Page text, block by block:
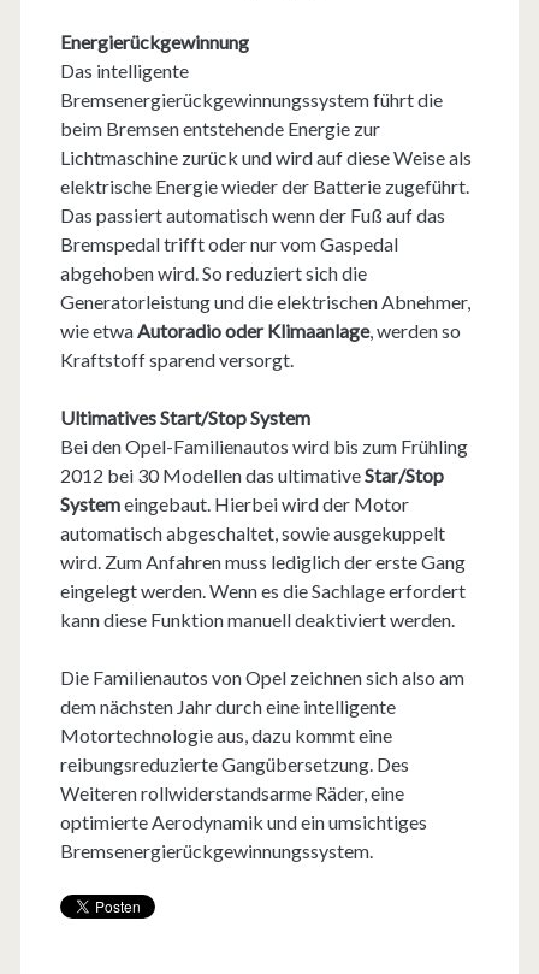
Energierückgewinnung
Das intelligente
Bremsenergierückgewinnungssystem führt die
beim Bremsen entstehende Energie zur
Lichtmaschine zurück und wird auf diese Weise als
elektrische Energie wieder der Batterie zugeführt.
Das passiert automatisch wenn der Fuß auf das
Bremspedal trifft oder nur vom Gaspedal
abgehoben wird. So reduziert sich die
Generatorleistung und die elektrischen Abnehmer,
wie etwaAutoradio oder Klimaanlage, werden so
Kraftstoff sparend versorgt.
Ultimatives Start/Stop System
Bei den Opel-Familienautos wird bis zum Frühling
2012 bei 30 Modellen das ultimativeStar/Stop
Systemeingebaut. Hierbei wird der Motor
automatisch abgeschaltet, sowie ausgekuppelt
wird. Zum Anfahren muss lediglich der erste Gang
eingelegt werden. Wenn es die Sachlage erfordert
kann diese Funktion manuell deaktiviert werden.
Die Familienautos von Opel zeichnen sich also am
dem nächsten Jahr durch eine intelligente
Motortechnologie aus, dazu kommt eine
reibungsreduzierte Gangübersetzung. Des
Weiteren rollwiderstandsarme Räder, eine
optimierte Aerodynamik und ein umsichtiges
Bremsenergierückgewinnungssystem.